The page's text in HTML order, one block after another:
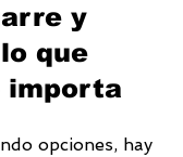
y
que
importa
opciones, hay